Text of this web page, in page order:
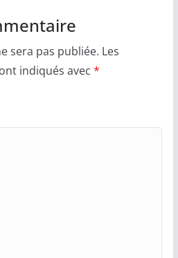
sera pas publiée. Les
indiqués avec *